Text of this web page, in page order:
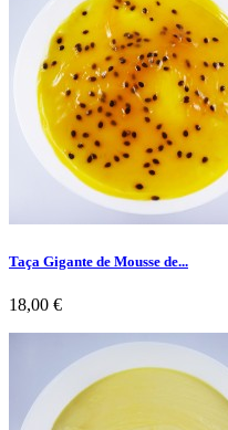
Taça Gigante de Mousse de...
Preço
18,00 €